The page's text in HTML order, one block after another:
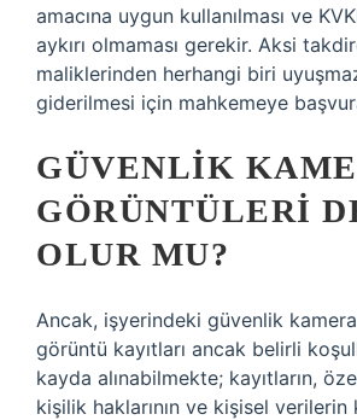
amacına uygun kullanılması ve
aykırı olmaması gerekir. Aksi
maliklerinden herhangi biri
giderilmesi için mahkemeye
GÜVENLIK
GÖRÜNTÜLERI
OLUR MU?
Ancak, işyerindeki güvenlik
görüntü kayıtları ancak belirli
kayda alınabilmekte; kayıtların,
kişilik haklarının ve kişisel verilerin